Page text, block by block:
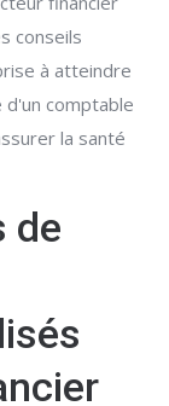
conseils
à atteindre
d'un comptable
la santé
de